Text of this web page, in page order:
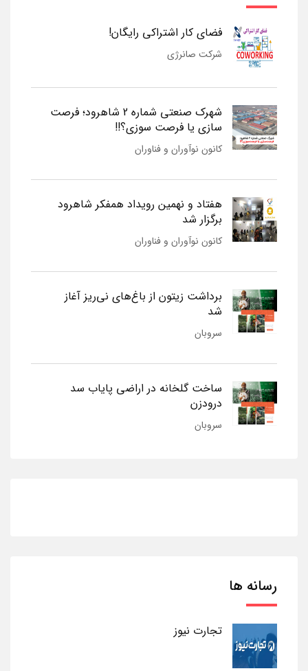
فضای کار اشتراکی رایگان!
شرکت صانرژی
شهرک صنعتی شماره 2 شاهرود؛ فرصت
سازی یا فرصت سوزی؟!!
کانون نوآوران و فناوران
هفتاد و نهمین رویداد همفکر شاهرود
برگزار شد
کانون نوآوران و فناوران
برداشت زیتون از باغ‌های نی‌ریز آغاز
شد
سروبان
ساخت گلخانه در اراضی پایاب سد
درودزن
سروبان
رسانه ها
تجارت نیوز